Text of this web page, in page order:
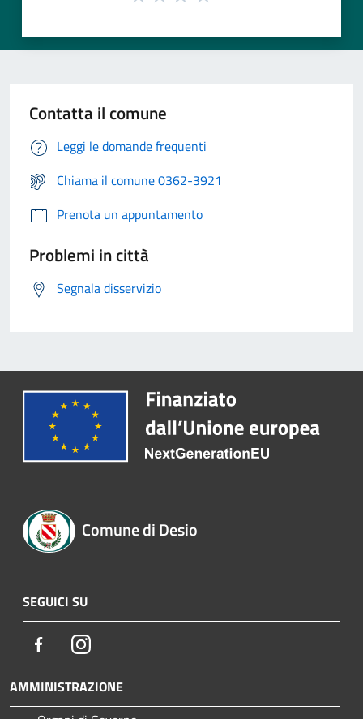
Contatta il comune
Leggi le domande frequenti
Chiama il comune 0362-3921
Prenota un appuntamento
Problemi in città
Segnala disservizio
Comune di Desio
SEGUICI SU
FacebookInstagram
AMMINISTRAZIONE